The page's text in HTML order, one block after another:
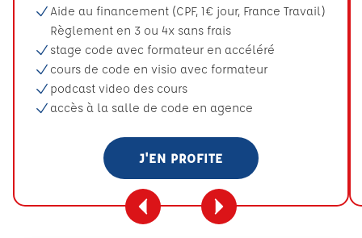
Aide au financement (CPF, 1€ jour, France Travail)
Règlement en 3 ou 4x sans frais
stage code avec formateur en accéléré
cours de code en visio avec formateur
podcast video des cours
accès à la salle de code en agence
J'EN PROFITE